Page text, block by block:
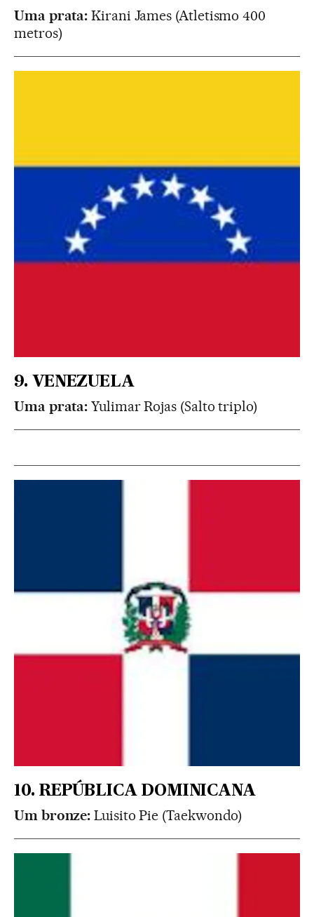
Uma prata: Kirani James (Atletismo 400
metros)
9. VENEZUELA
Uma prata: Yulimar Rojas (Salto triplo)
10. REPÚBLICA DOMINICANA
Um bronze: Luisito Pie (Taekwondo)